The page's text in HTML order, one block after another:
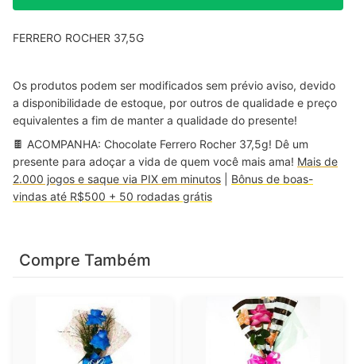
FERRERO ROCHER 37,5G
Os produtos podem ser modificados sem prévio aviso, devido
a disponibilidade de estoque, por outros de qualidade e preço
equivalentes a fim de manter a qualidade do presente!
🍫 ACOMPANHA: Chocolate Ferrero Rocher 37,5g! Dê um
presente para adoçar a vida de quem você mais ama! Mais de
2.000 jogos e saque via PIX em minutos
Bônus de boas-
vindas até R$500 + 50 rodadas grátis
Compre Também